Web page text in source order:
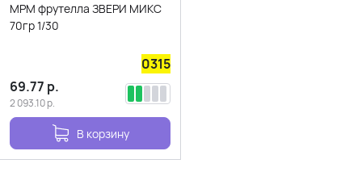
МРМ фрутелла ЗВЕРИ МИКС
70гр 1/30
0315
69.77 р.
2 093.10р.
В корзину